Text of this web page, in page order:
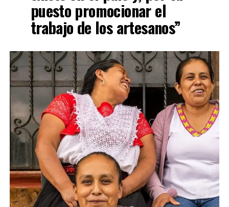
puesto promocionar el
trabajo de los artesanos”